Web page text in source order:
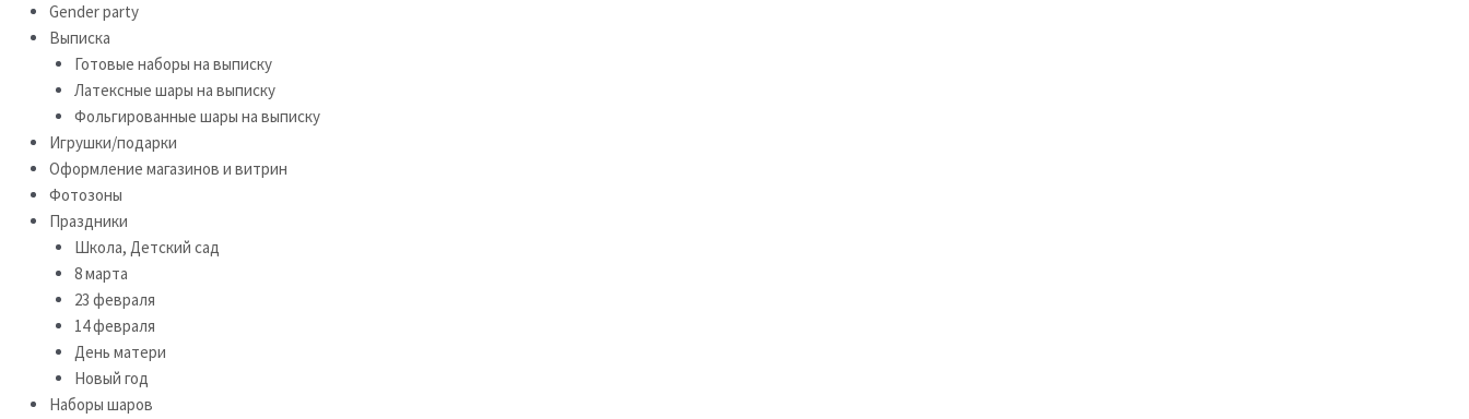
Gender party
Выписка
Готовые наборы на выписку
Латексные шары на выписку
Фольгированные шары на выписку
Игрушки/подарки
Оформление магазинов и витрин
Фотозоны
Праздники
Школа, Детский сад
8 марта
23 февраля
14 февраля
День матери
Новый год
Наборы шаров